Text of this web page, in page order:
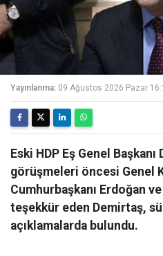
Yayınlanma: 09 Ağustos 2026 Pazar
Eski HDP Eş Genel
görüşmeleri öncesi Genel
Cumhurbaşkanı Erdoğan
teşekkür eden Demirtaş,
açıklamalarda bulundu.